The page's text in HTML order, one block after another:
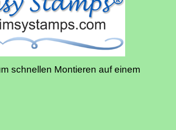
schnellen Montieren auf einem